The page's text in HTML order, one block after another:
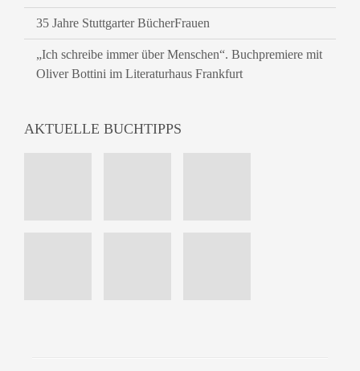
35 Jahre Stuttgarter BücherFrauen
„Ich schreibe immer über Menschen“. Buchpremiere mit
Oliver Bottini im Literaturhaus Frankfurt
AKTUELLE BUCHTIPPS